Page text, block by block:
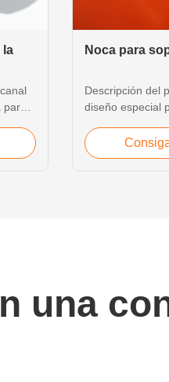
la
8
otras
Noca para
Descripción del
diseño especial
centro de datos.
recubierta para
una